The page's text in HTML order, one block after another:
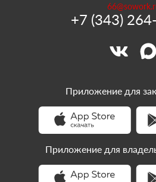
+7 (343)
Приложение для
Приложение для